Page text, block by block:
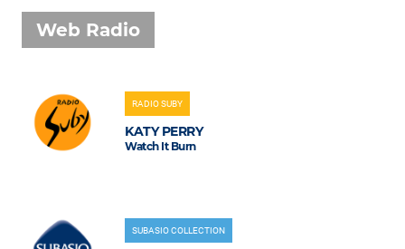
Web Radio
RADIO SUBY
KATY PERRY
Watch It Burn
SUBASIO COLLECTION